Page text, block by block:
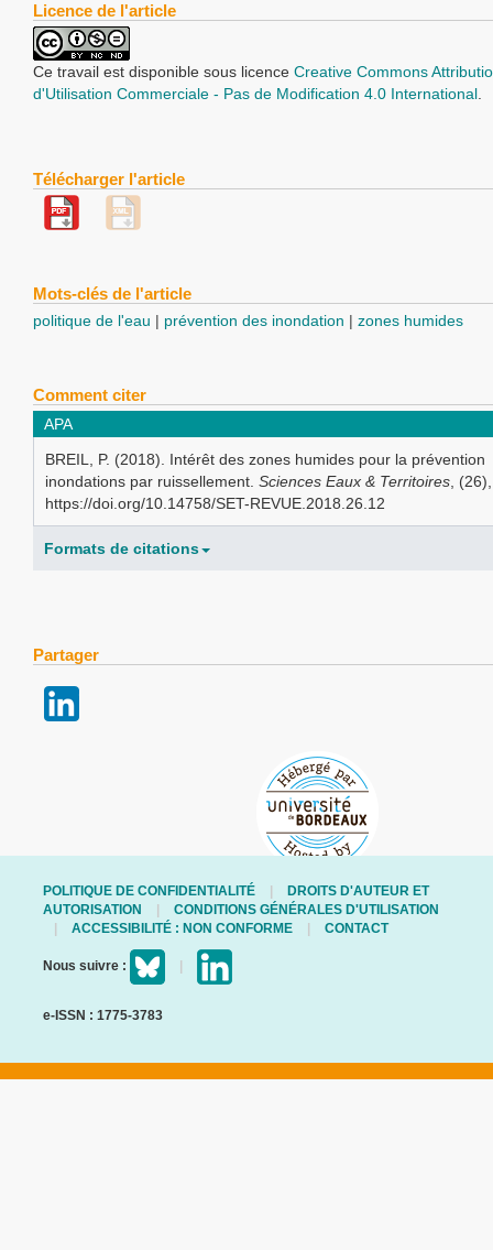
Licence de l'article
Ce travail est disponible sous licence Creative Commons
d'Utilisation Commerciale - Pas de Modification 4.0 International.
Télécharger l'article
Mots-clés de l'article
politique de l'eau prévention des inondation zones humides
Comment citer
APA
BREIL, P. (2018). Intérêt des zones humides pour la prévention
inondations par ruissellement. Sciences Eaux & Territoires,
https://doi.org/10.14758/SET-REVUE.2018.26.12
Formats de citations
Partager
POLITIQUE DE CONFIDENTIALITÉ
DROITS D'AUTEUR ET
AUTORISATION
CONDITIONS GÉNÉRALES D'UTILISATION
ACCESSIBILITÉ : NON CONFORME
CONTACT
Nous suivre :
e-ISSN : 1775-3783